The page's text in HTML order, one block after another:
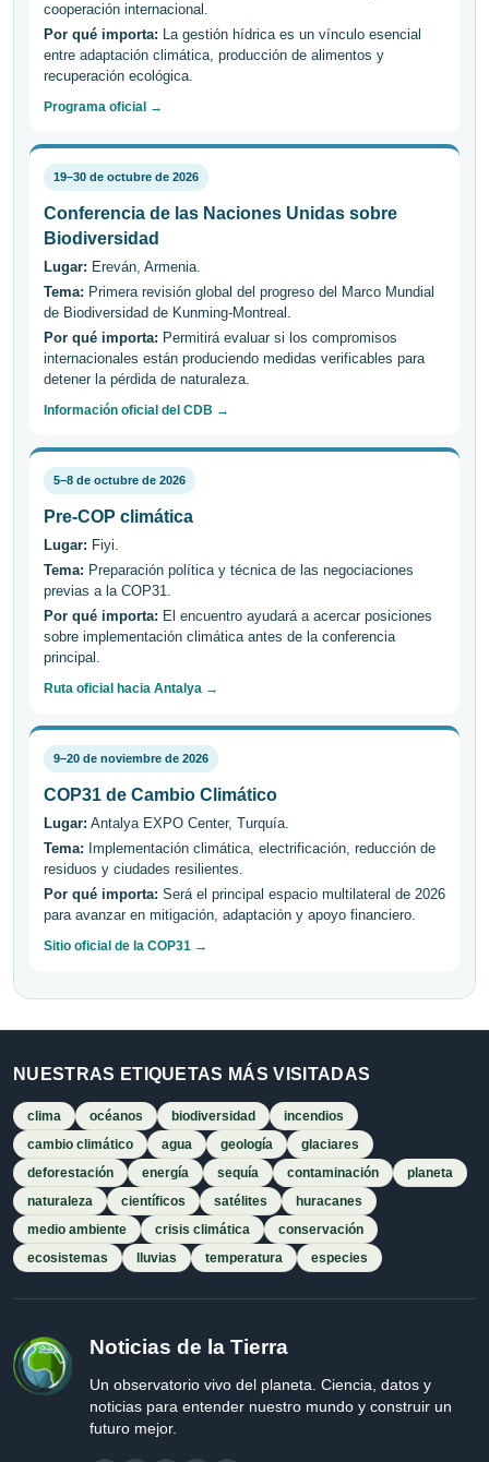
cooperación internacional.
Por qué importa: La gestión hídrica es un vínculo esencial
entre adaptación climática, producción de alimentos y
recuperación ecológica.
Programa oficial →
19–30 de octubre de 2026
Conferencia de las Naciones Unidas sobre
Biodiversidad
Lugar: Ereván, Armenia.
Tema: Primera revisión global del progreso del Marco Mundial
de Biodiversidad de Kunming-Montreal.
Por qué importa: Permitirá evaluar si los compromisos
internacionales están produciendo medidas verificables para
detener la pérdida de naturaleza.
Información oficial del CDB →
5–8 de octubre de 2026
Pre-COP climática
Lugar: Fiyi.
Tema: Preparación política y técnica de las negociaciones
previas a la COP31.
Por qué importa: El encuentro ayudará a acercar posiciones
sobre implementación climática antes de la conferencia
principal.
Ruta oficial hacia Antalya →
9–20 de noviembre de 2026
COP31 de Cambio Climático
Lugar: Antalya EXPO Center, Turquía.
Tema: Implementación climática, electrificación, reducción de
residuos y ciudades resilientes.
Por qué importa: Será el principal espacio multilateral de 2026
para avanzar en mitigación, adaptación y apoyo financiero.
Sitio oficial de la COP31 →
NUESTRAS ETIQUETAS MÁS VISITADAS
clima océanos biodiversidad
incendios
cambio climático
agua geología
glaciares
deforestación
energía sequía contaminación
planeta
naturaleza
científicos satélites
huracanes
medio ambiente
crisis climática
conservación
ecosistemas
lluvias temperatura especies
Noticias de la Tierra
Un observatorio vivo del planeta. Ciencia, datos y
noticias para entender nuestro mundo y construir un
futuro mejor.